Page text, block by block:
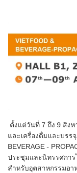
ตั้งแต่วันที่ 7 ถึง 9 สิง
และเครื่องดื่มและบรร
BEVERAGE -
ประชุมและนิทรรศกา
สำหรับอุตสาหกรรมอา